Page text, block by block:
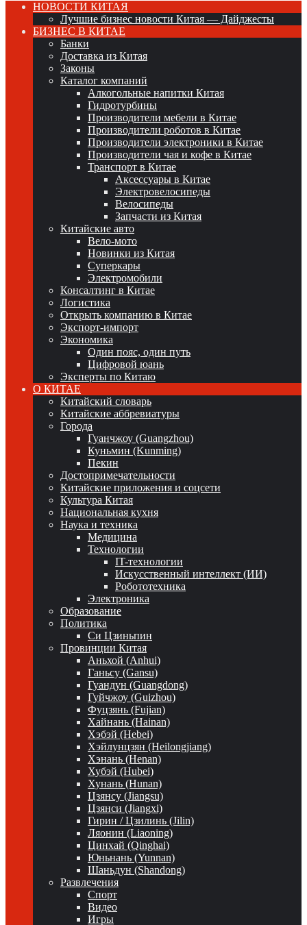
НОВОСТИ КИТАЯ
Лучшие бизнес новости Китая — Дайджесты
БИЗНЕС В КИТАЕ
Банки
Доставка из Китая
Законы
Каталог компаний
Алкогольные напитки Китая
Гидротурбины
Производители мебели в Китае
Производители роботов в Китае
Производители электроники в Китае
Производители чая и кофе в Китае
Транспорт в Китае
Аксессуары в Китае
Электровелосипеды
Велосипеды
Запчасти из Китая
Китайские авто
Вело-мото
Новинки из Китая
Суперкары
Электромобили
Консалтинг в Китае
Логистика
Открыть компанию в Китае
Экспорт-импорт
Экономика
Один пояс, один путь
Цифровой юань
Эксперты по Китаю
О КИТАЕ
Китайский словарь
Китайские аббревиатуры
Города
Гуанчжоу (Guangzhou)
Куньмин (Kunming)
Пекин
Достопримечательности
Китайские приложения и соцсети
Культура Китая
Национальная кухня
Наука и техника
Медицина
Технологии
IT-технологии
Искусственный интеллект (ИИ)
Робототехника
Электроника
Образование
Политика
Си Цзиньпин
Провинции Китая
Аньхой (Anhui)
Ганьсу (Gansu)
Гуандун (Guangdong)
Гуйчжоу (Guizhou)
Фуцзянь (Fujian)
Хайнань (Hainan)
Хэбэй (Hebei)
Хэйлунцзян (Heilongjiang)
Хэнань (Henan)
Хубэй (Hubei)
Хунань (Hunan)
Цзянсу (Jiangsu)
Цзянси (Jiangxi)
Гирин / Цзилинь (Jilin)
Ляонин (Liaoning)
Цинхай (Qinghai)
Юньнань (Yunnan)
Шаньдун (Shandong)
Развлечения
Спорт
Видео
Игры